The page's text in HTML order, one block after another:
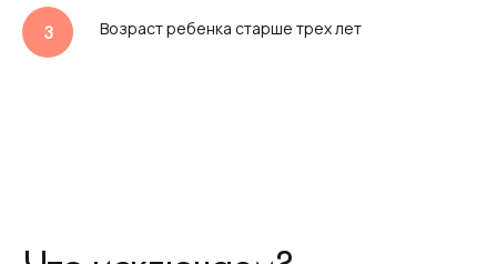
Возраст ребенка старше трех лет